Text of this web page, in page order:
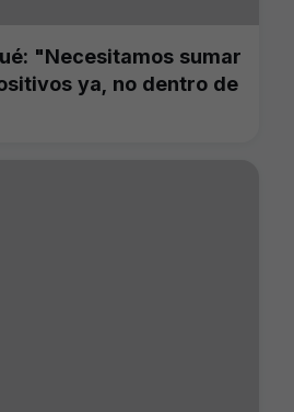
"Necesitamos sumar
ya, no dentro de